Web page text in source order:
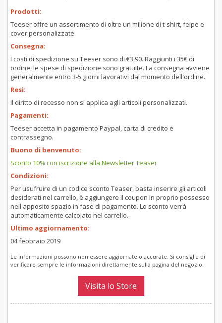
Prodotti:
Teeser offre un assortimento di oltre un milione di t-shirt, felpe e
cover personalizzate.
Consegna:
I costi di spedizione su Teeser sono di €3,90. Raggiunti i 35€ di
ordine, le spese di spedizione sono gratuite. La consegna avviene
generalmente entro 3-5 giorni lavorativi dal momento dell'ordine.
Resi:
Il diritto di recesso non si applica agli articoli personalizzati.
Pagamenti:
Teeser accetta in pagamento Paypal, carta di credito e
contrassegno.
Buono di benvenuto:
Sconto 10% con iscrizione alla Newsletter Teaser
Condizioni:
Per usufruire di un codice sconto Teaser, basta inserire gli articoli
desiderati nel carrello, è aggiungere il coupon in proprio possesso
nell'apposito spazio in fase di pagamento. Lo sconto verrà
automaticamente calcolato nel carrello.
Ultimo aggiornamento:
04 febbraio 2019
Le informazioni possono non essere aggiornate o accurate. Si consiglia di
verificare sempre le informazioni direttamente sulla pagina del negozio.
Visita lo Store